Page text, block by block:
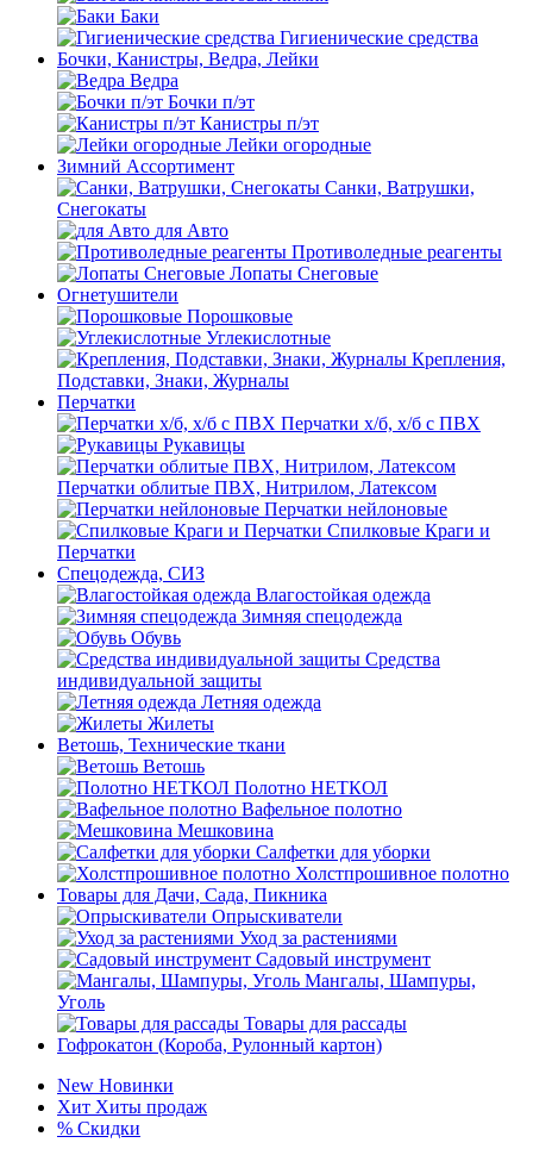
Баки
Гигиенические средства
Бочки, Канистры, Ведра, Лейки
Ведра
Бочки п/эт
Канистры п/эт
Лейки огородные
Зимний Ассортимент
Санки, Ватрушки,
Снегокаты
для Авто
Противоледные реагенты
Лопаты Снеговые
Огнетушители
Порошковые
Углекислотные
Крепления,
Подставки, Знаки, Журналы
Перчатки
Перчатки х/б, х/б с ПВХ
Рукавицы
Перчатки облитые ПВХ, Нитрилом, Латексом
Перчатки нейлоновые
Спилковые Краги и
Перчатки
Спецодежда, СИЗ
Влагостойкая одежда
Зимняя спецодежда
Обувь
Средства
индивидуальной защиты
Летняя одежда
Жилеты
Ветошь, Технические ткани
Ветошь
Полотно НЕТКОЛ
Вафельное полотно
Мешковина
Салфетки для уборки
Холстпрошивное полотно
Товары для Дачи, Сада, Пикника
Опрыскиватели
Уход за растениями
Садовый инструмент
Мангалы, Шампуры,
Уголь
Товары для рассады
Гофрокатон (Короба, Рулонный картон)
New Новинки
Хит Хиты продаж
% Скидки